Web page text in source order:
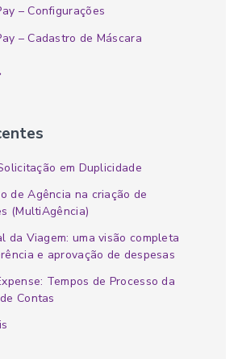
– Configurações
– Cadastro de Máscara
em Duplicidade
de Agência na criação de
(MultiAgência)
da Viagem: uma visão completa
e aprovação de despesas
Tempos de Processo da
Contas